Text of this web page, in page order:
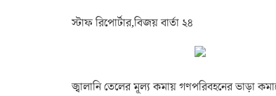
স্টাফ রিপোর্টার,বিজয় বার্তা ২৪
জ্বালানি তেলের মূল্য কমায় গণপরিবহনের ভাড়া